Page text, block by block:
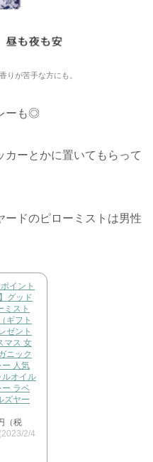
りが苦手な方にも。
ーも◎
カーとかに置いてもらって
ドのピローミストは男性
イント
グッド
ミスト
ギフト
ゼント
マス 女
ニック
ー 人気
ルオイル
ー ラベ
ズヤー
（税
(2023/2/4